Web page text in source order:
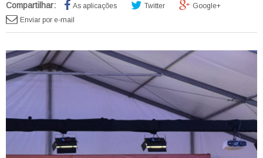
Compartilhar: As aplicações Twitter
Google+
Enviar por e-mail